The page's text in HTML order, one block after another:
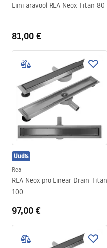
Liini äravool REA Neox Titan 80
81,00 €
Uudis
Rea
REA Neox pro Linear Drain Titan
100
97,00 €